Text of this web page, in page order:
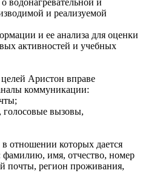
водонагревательной и
и реализуемой
и ее анализа для оценки
активностей и учебных
Аристон вправе
коммуникации:
голосовые вызовы,
отношении которых дается
фамилию, имя, отчество, номер
почты, регион проживания,